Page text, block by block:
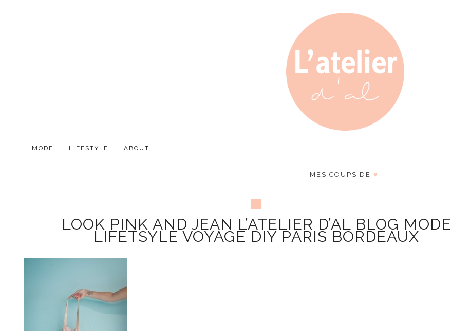
MODE LIFESTYLE ABOUT
MES COUPS DE ♥
LOOK PINK AND JEAN L’ATELIER D’AL BLOG MODE
LIFETSYLE VOYAGE DIY PARIS BORDEAUX